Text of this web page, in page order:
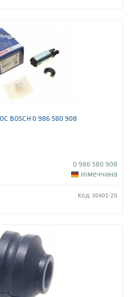
BOSCH 0 986 580 908
0 986 580 908
Німеччина
Код: 30401-20